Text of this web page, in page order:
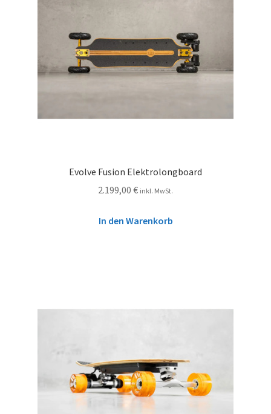
Evolve Fusion Elektrolongboard
2.199,00 € inkl. MwSt.
In den Warenkorb